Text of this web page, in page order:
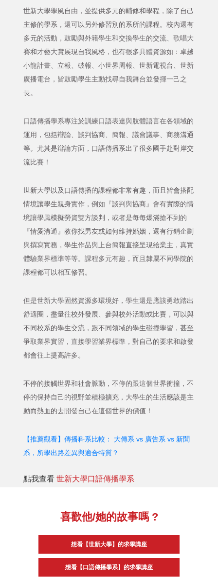
世新大學學風自由，並提供多元的輔修和學程，除了自己
主修的學系，還可以另外修習別的系所的課程。校內還有
多元的活動，鼓勵與外籍學生和交換學生的交流、歌唱大
賽和才藝大賞展現自我風格，也有很多具體資源如：卓越
小龍計畫、立報、破報、小世界周報、世新電視台、世新
廣播電台，皆鼓勵學生主動找尋自我舞台並發揮一己之
長。
口語傳播學系專注於訓練口語表達與肢體語言在各領域的
運用，包括辯論、談判協商、簡報、議會議事、商務溝通
等。尤其是辯論方面，口語傳播系出了很多國手赴對岸交
流比賽！
世新大學以及口語傳播的課程都非常有趣，而且皆會搭配
情境讓學生親身實作，例如『談判與協商』會有實際的情
境讓學風模擬勞資雙方談判，或者是每每爆滿搶不到的
『情愛溝通』教你找男友或如何維持婚姻，還有行銷企劃
與撰寫實務，學生作品與上台簡報直接呈現給業主，真實
體驗業界標準等等。課程多元有趣，而且隸屬不同學院的
課程都可以相互修習。
但是世新大學固然資源多環境好，學生還是應該勇敢踏出
舒適圈，盡量往校外發展、參與校外活動或比賽，可以與
不同校系的學生交流，跟不同領域的學生碰撞學習，甚至
爭取業界實習，直接學習業界標準，對自己的要求和啟發
都會往上提高許多。
不停的接觸世界和社會脈動，不停的跟這個世界衝撞，不
停的保持自己的視野並積極擴充，大學生的生活應該是主
動而熱血的去開發自己在這個世界的價值！
【推薦觀看】傳播科系比較： 大傳系 vs 廣告系 vs 新聞
系，所學出路差異與適合特質？
點我查看 世新大學口語傳播學系
喜歡他/她的故事嗎 ?
想看【世新大學】的求學講座
想看【口語傳播學系】的求學講座